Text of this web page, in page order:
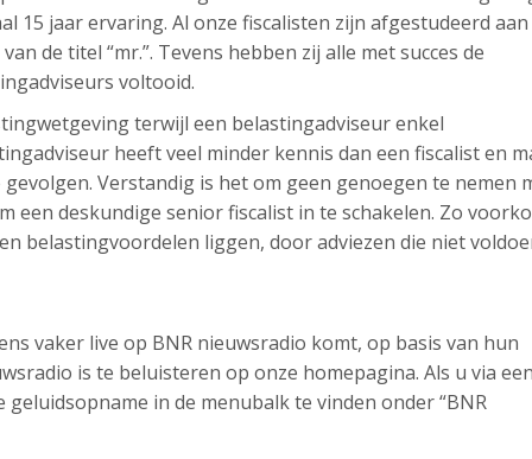
15 jaar ervaring. Al onze fiscalisten zijn afgestudeerd aan
de titel “mr.”. Tevens hebben zij alle met succes de
voltooid.
terwijl een belastingadviseur enkel
heeft veel minder kennis dan een fiscalist en
Verstandig is het om geen genoegen te nemen
een deskundige senior fiscalist in te schakelen. Zo
belastingvoordelen liggen, door adviezen die niet
vaker live op BNR nieuwsradio komt, op basis van hun
is te beluisteren op onze homepagina. Als u via
in de menubalk te vinden onder “BNR